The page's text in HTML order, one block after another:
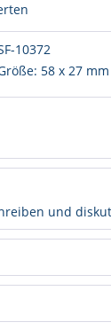
10372
58 x 27 mm
und